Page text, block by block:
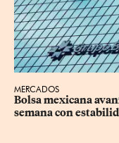
MERCADOS
Bolsa mexicana
semana con